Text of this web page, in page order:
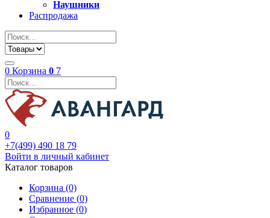
Наушники
Распродажа
0 Корзина 0 7
0
+7(499) 490 18 79
Войти в личный кабинет
Каталог товаров
Корзина (0)
Сравнение (0)
Избранное (0)